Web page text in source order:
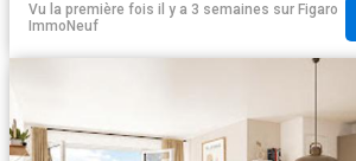
Vu la première fois il y a 3 semaines sur Figaro
ImmoNeuf